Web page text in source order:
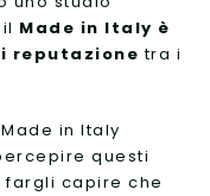
Made in Italy è
reputazione tra i
in Italy
questi
fargli capire che